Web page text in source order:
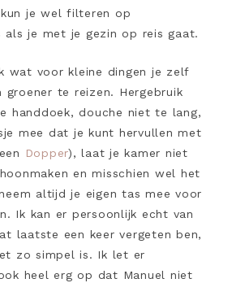
kun je wel filteren op
als je met je gezin op reis gaat.
wat voor kleine dingen je zelf
groener te reizen. Hergebruik
handdoek, douche niet te lang,
mee dat je kunt hervullen met
Dopper), laat je kamer niet
en misschien wel het
altijd je eigen tas mee voor
Ik kan er persoonlijk echt van
laatste een keer vergeten ben,
zo simpel is. Ik let er
heel erg op dat Manuel niet